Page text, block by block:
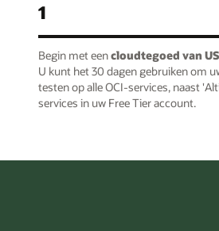
1
Begin met eencloudtegoed van
U kunt het 30 dagen gebruiken om
testen op alle OCI-services, naast
services in uw Free Tier account.